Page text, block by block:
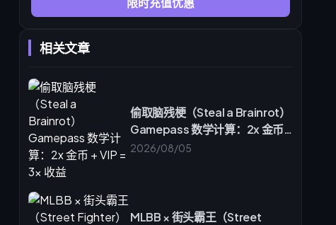
辟谣
结论与后续步骤
常见问题解答 (FAQ)
什么是 MLBB NEXT 天赋矩阵构建？
MLBB 中的 3 级属性加成是如何运作的？
我在哪里可以安全地获得 MLBB 快速钻石礼包？
哪个 3 级天赋提供的属性加成最高？
我需要多少钻石才能升满一套纹章？
buffget 是否提供安全、快速的 MLBB 钻石充值？
相关文章
偷取脑残梗（Steal a Brainrot）
Gamepass 数学计算：2x 金币 +
VIP = 3x 收益
2026/08/05
MLBB × 街头霸王（Street